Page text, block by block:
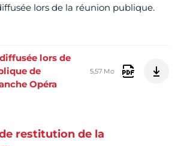
lors de la réunion publique.
lors de
de
Opéra
5,57 Mo
restitution de la